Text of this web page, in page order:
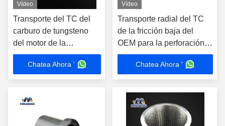
Vídeo
Transporte del TC del
carburo de tungsteno
del motor de la
perforación del fondo
del pozo del petróleo y
del gas del OEM
requisitos particulares
Chatea Ahora '
Vídeo
Transporte radial del TC
de la fricción baja del
OEM para la perforación
del motor del agujero del
plumónChatea Ahora '